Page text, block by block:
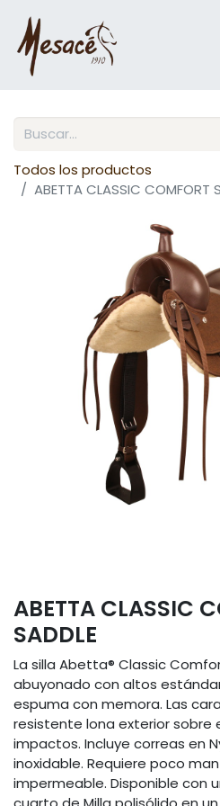
Todos los productos
ABETTA CLASSIC COMFORT
ABETTA CLASSIC
SADDLE
La silla Abetta® Classic
abuyonado con altos
espuma con memora. Las
resistente lona exterior sobre
impactos. Incluye correas en
inoxidable. Requiere poco
impermeable. Disponible con